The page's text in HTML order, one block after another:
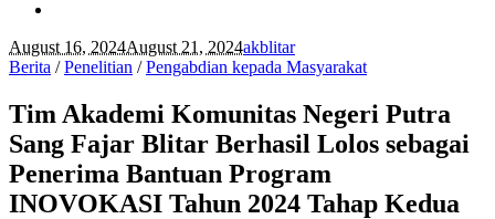
August 16, 2024August 21, 2024akblitar
Berita /Penelitian /Pengabdian kepada Masyarakat
Tim Akademi Komunitas Negeri Putra
Sang Fajar Blitar Berhasil Lolos sebagai
Penerima Bantuan Program
INOVOKASI Tahun 2024 Tahap Kedua